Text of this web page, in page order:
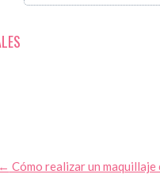
← Cómo realizar un maquillaje